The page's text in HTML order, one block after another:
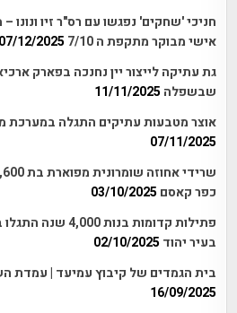
חניכי 'שחקים' נפגשו עם רס"ר זיו ונונו
אישי מבוקר מתקפת ה 7/10
07/12/2025
גת עתיקה לייצור יין נחנכה בפארק
שבשפלה 11/11/2025
אוצר מטבעות עתיקים התגלה במערכת
07/11/2025
כפר קאסם 03/10/2025
פתילות קדומות
בעיר יהוד 02/10/2025
בית הגמדים של קיבוץ עמיעד | עמדת
16/09/2025